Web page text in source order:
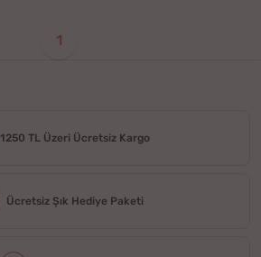
1
1250 TL Üzeri Ücretsiz Kargo
Ücretsiz Şık Hediye Paketi